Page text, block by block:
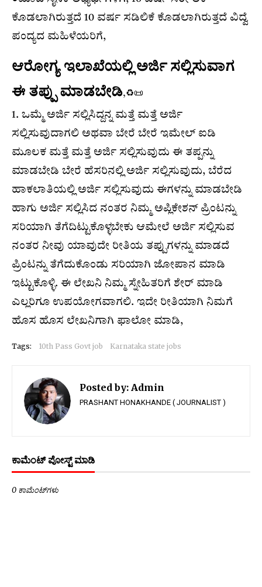
ಕೊಡಲಾಗಿರುತ್ತದೆ 10 ವರ್ಷ ಸಡಿಲಿಕೆ ಕೊಡಲಾಗಿರುತ್ತದೆ ವಿದ್ವೆ
ಪಂದ್ಯದ ಮಹಿಳೆಯರಿಗೆ,
ಆರೋಗ್ಯ ಇಲಾಖೆಯಲ್ಲಿ ಅರ್ಜಿ ಸಲ್ಲಿಸುವಾಗ
ಈ ತಪ್ಪು ಮಾಡಬೇಡಿ,♻️📜
1. ಒಮ್ಮೆ ಅರ್ಜಿ ಸಲ್ಲಿಸಿದ್ದನ್ನ ಮತ್ತೆ ಮತ್ತೆ ಅರ್ಜಿ
ಸಲ್ಲಿಸುವುದಾಗಲಿ ಅಥವಾ ಬೇರೆ ಬೇರೆ ಇಮೇಲ್ ಐಡಿ
ಮೂಲಕ ಮತ್ತೆ ಮತ್ತೆ ಅರ್ಜಿ ಸಲ್ಲಿಸುವುದು ಈ ತಪ್ಪನ್ನು
ಮಾಡಬೇಡಿ ಬೇರೆ ಹೆಸರಿನಲ್ಲಿ ಅರ್ಜಿ ಸಲ್ಲಿಸುವುದು, ಬೆರೆದ
ಹಾಕಲಾತಿಯಲ್ಲಿ ಅರ್ಜಿ ಸಲ್ಲಿಸುವುದು ಈಗಳನ್ನು ಮಾಡಬೇಡಿ
ಹಾಗು ಅರ್ಜಿ ಸಲ್ಲಿಸಿದ ನಂತರ ನಿಮ್ಮ ಅಪ್ಲಿಕೇಶನ್ ಪ್ರಿಂಟನ್ನು
ಸರಿಯಾಗಿ ತೆಗೆದಿಟ್ಟುಕೊಳ್ಳಬೇಕು ಆಮೇಲೆ ಅರ್ಜಿ ಸಲ್ಲಿಸುವ
ನಂತರ ನೀವು ಯಾವುದೇ ರೀತಿಯ ತಪ್ಪುಗಳನ್ನು ಮಾಡದೆ
ಪ್ರಿಂಟನ್ನು ತೆಗೆದುಕೊಂಡು ಸರಿಯಾಗಿ ಜೋಪಾನ ಮಾಡಿ
ಇಟ್ಟುಕೊಳ್ಳಿ. ಈ ಲೇಖನಿ ನಿಮ್ಮ ಸ್ನೇಹಿತರಿಗೆ ಶೇರ್ ಮಾಡಿ
ಎಲ್ಲರಿಗೂ ಉಪಯೋಗವಾಗಲಿ. ಇದೇ ರೀತಿಯಾಗಿ ನಿಮಗೆ
ಹೊಸ ಹೊಸ ಲೇಖನಿಗಾಗಿ ಫಾಲೋ ಮಾಡಿ,
Tags: 10th Pass Govt job Karnataka state jobs
Posted by: Admin
PRASHANT HONAKHANDE ( JOURNALIST )
ಕಾಮೆಂಟ್‌‌ ಪೋಸ್ಟ್‌ ಮಾಡಿ
0 ಕಾಮೆಂಟ್‌ಗಳು